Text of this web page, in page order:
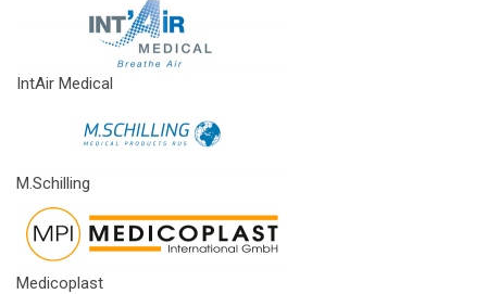
IntAir Medical
M.Schilling
Medicoplast